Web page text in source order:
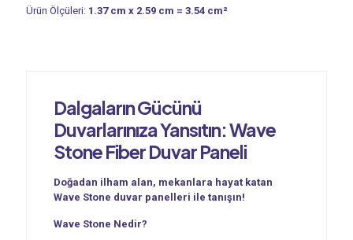
Ürün Ölçüleri: 1.37 cm x 2.59 cm = 3.54 cm²
Dalgaların Gücünü
Duvarlarınıza Yansıtın: Wave
Stone Fiber Duvar Paneli
Doğadan ilham alan, mekanlara hayat katan
Wave Stone duvar panelleri ile tanışın!
Wave Stone Nedir?